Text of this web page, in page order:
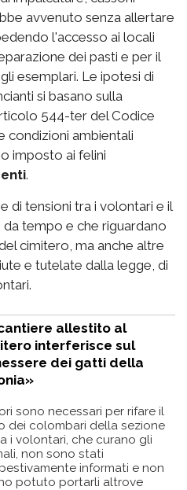
avvenuto senza allertare
l'accesso ai locali
dei pasti e per il
esemplari. Le ipotesi di
si basano sulla
544-ter del Codice
condizioni ambientali
imposto ai felini
.
di tensioni tra i volontari e il
tempo e che riguardano
cimitero, ma anche altre
e tutelate dalla legge, di
allestito al
interferisce sul
dei gatti della
sono necessari per rifare il
dei colombari della sezione
i volontari, che curano gli
non sono stati
informati e non
potuto portarli altrove